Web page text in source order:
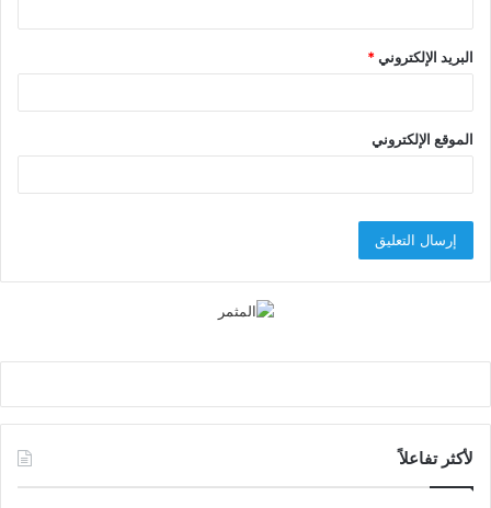
البريد الإلكتروني*
الموقع الإلكتروني
لأكثر تفاعلاً